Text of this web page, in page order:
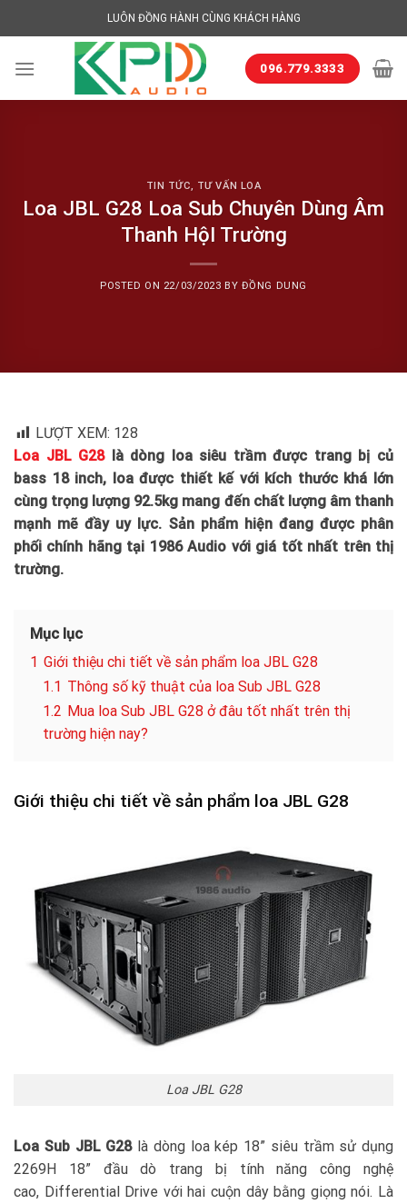
to
LUÔN ĐỒNG HÀNH CÙNG KHÁCH HÀNG
096.779.3333
TIN TỨC, TƯ VẤN LOA
Loa JBL G28 Loa Sub Chuyên Dùng Âm
Thanh HộI Trường
POSTED ON 22/03/2023 BY ĐỒNG DUNG
LƯỢT XEM: 128
Loa JBL G28là dòng loa siêu trầm được trang bị củ
bass 18 inch, loa được thiết kế với kích thước khá lớn
cùng trọng lượng 92.5kg mang đến chất lượng âm thanh
mạnh mẽ đầy uy lực. Sản phẩm hiện đang được phân
phối chính hãng tại 1986 Audio với giá tốt nhất trên thị
trường.
Mục lục
1 Giới thiệu chi tiết về sản phẩm loa JBL G28
1.1 Thông số kỹ thuật của loa Sub JBL G28
1.2 Mua loa Sub JBL G28 ở đâu tốt nhất trên thị
trường hiện nay?
Giới thiệu chi tiết về sản phẩm loa JBL G28
Loa JBL G28
Loa Sub JBL G28là dòng loa kép 18” siêu trầm sử dụng
2269H 18” đầu dò trang bị tính năng công nghệ
cao, Differential Drive với hai cuộn dây bằng giọng nói. Là